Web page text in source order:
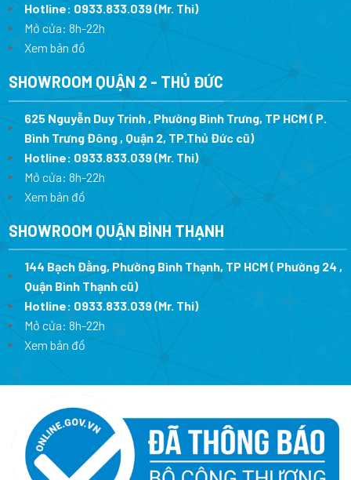
Hotline: 0933.833.039(Mr. Thi)
Mở cửa: 8h-22h
Xem bản đồ
SHOWROOM QUẬN 2 - THỦ ĐỨC
625 Nguyễn Duy Trinh , Phường Bình Trưng, TP HCM ( P.
Bình Trưng Đông , Quận 2, TP.Thủ Đức cũ)
Hotline: 0933.833.039(Mr. Thi)
Mở cửa: 8h-22h
Xem bản đồ
SHOWROOM QUẬN BÌNH THẠNH
144 Bạch Đằng, Phường Bình Thạnh, TP HCM ( Phường 24 ,
Quận Bình Thạnh cũ)
Hotline: 0933.833.039(Mr. Thi)
Mở cửa: 8h-22h
Xem bản đồ